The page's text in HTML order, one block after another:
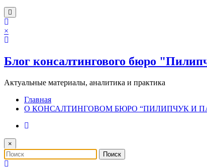
×
Блог консалтингового бюро
Актуальные материалы, аналитика и практика
Главная
О КОНСАЛТИНГОВОМ БЮРО “ПИЛИПЧУК И
×